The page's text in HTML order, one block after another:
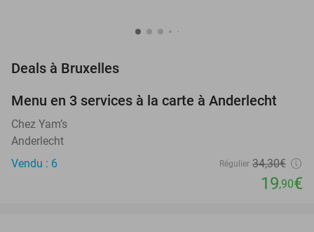
Deals à Bruxelles
42%
TODAY
Menu en 3 services à la carte à Anderlecht
Chez Yam’s
Anderlecht
Vendu : 6
Régulier 34,30€
19,90€